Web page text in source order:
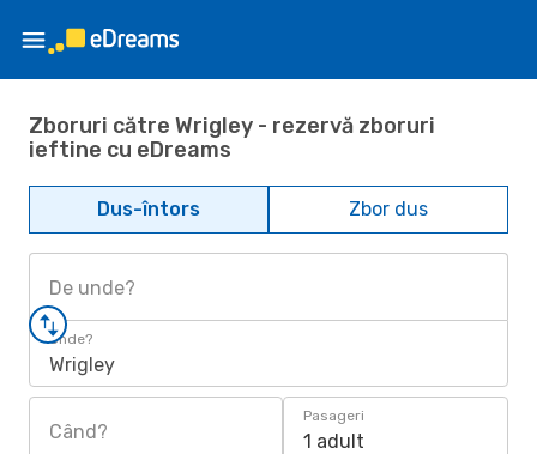
Zboruri către Wrigley - rezervă zboruri
ieftine cu eDreams
Dus-întors Zbor dus
De unde?
Unde?
Wrigley
Când?
Pasageri
1 adult